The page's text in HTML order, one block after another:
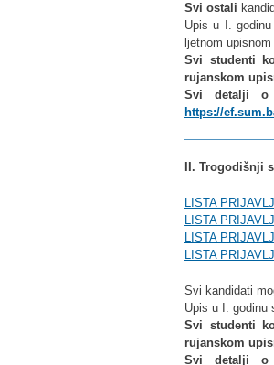
Svi ostali
Upis u I.
ljetnom
Svi studenti
rujanskom
Svi detalji o
https://
II. Trogodišnji
LISTA
LISTA
LISTA
LISTA
Svi kandidati
Upis u I. godinu
Svi studenti
rujanskom
Svi detalji o